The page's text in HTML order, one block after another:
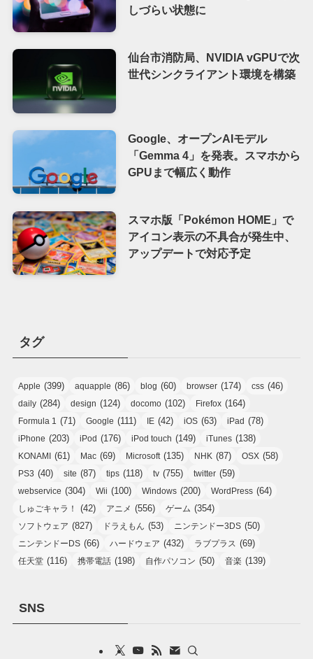
しづらい状態に
仙台市消防局、NVIDIA vGPUで次
世代シンクライアント環境を構築
Google、オープンAIモデル
「Gemma 4」を発表。スマホから
GPUまで幅広く動作
スマホ版「Pokémon HOME」で
アイコン表示の不具合が発生中、
アップデートで対応予定
タグ
Apple (399) aquapple (86) blog (60) browser (174) css (46)
daily (284) design (124) docomo (102) Firefox (164)
Formula 1 (71) Google (111) IE (42) iOS (63) iPad (78)
iPhone (203) iPod (176) iPod touch (149) iTunes (138)
KONAMI (61) Mac (69) Microsoft (135) NHK (87) OSX (58)
PS3 (40) site (87) tips (118) tv (755) twitter (59)
webservice (304) Wii (100) Windows (200) WordPress (64)
しゅごキャラ！ (42) アニメ (556) ゲーム (354)
ソフトウェア (827) ドラえもん (53) ニンテンドー3DS (50)
ニンテンドーDS (66) ハードウェア (432) ラブプラス (69)
任天堂 (116) 携帯電話 (198) 自作パソコン (50) 音楽 (139)
SNS